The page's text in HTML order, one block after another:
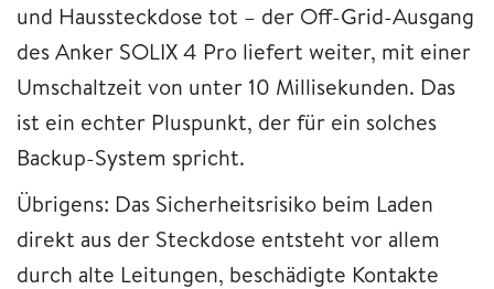
und Haussteckdose tot – der Off-Grid-Ausgang
des Anker SOLIX 4 Pro liefert weiter, mit einer
Umschaltzeit von unter 10 Millisekunden. Das
ist ein echter Pluspunkt, der für ein solches
Backup-System spricht.
Übrigens: Das Sicherheitsrisiko beim Laden
direkt aus der Steckdose entsteht vor allem
durch alte Leitungen, beschädigte Kontakte